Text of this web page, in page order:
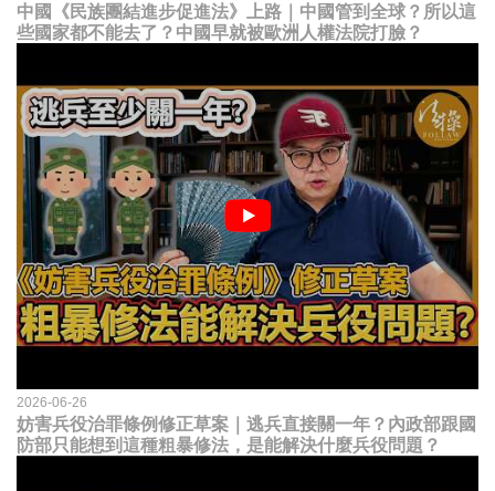
中國《民族團結進步促進法》上路｜中國管到全球？所以這
些國家都不能去了？中國早就被歐洲人權法院打臉？
2026-06-26
妨害兵役治罪條例修正草案｜逃兵直接關一年？內政部跟國
防部只能想到這種粗暴修法，是能解決什麼兵役問題？